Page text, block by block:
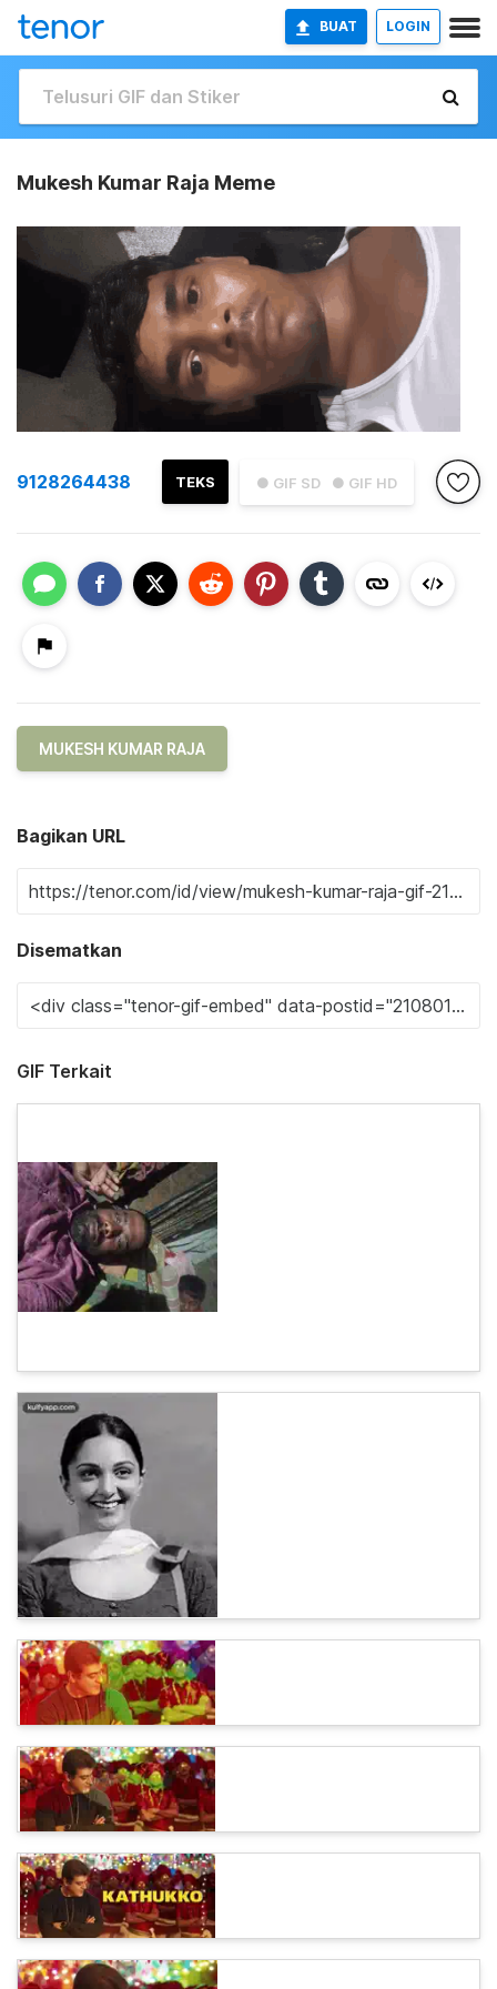
BUAT LOGIN
Mukesh Kumar Raja Meme
● GIF SD ● GIF HD
TEKS
9128264438
MUKESH KUMAR RAJA
Bagikan URL
Disematkan
GIF Terkait